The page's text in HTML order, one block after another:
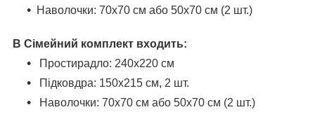
Наволочки: 70х70 см або 50х70 см (2 шт.)
В Сімейний комплект входить:
Простирадло: 240х220 см
Підковдра: 150х215 см, 2 шт.
Наволочки: 70х70 см або 50х70 см (2 шт.)